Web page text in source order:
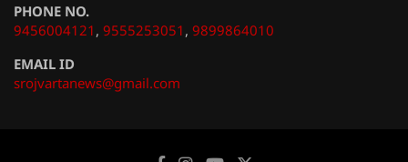
PHONE NO.
9456004121 , 9555253051 , 9899864010
EMAIL ID
srojvartanews@gmail.com